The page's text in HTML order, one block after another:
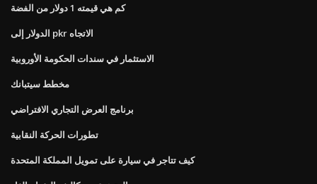
كم هي قيمته 1 دولار من الفضة
الدولار إلى pkr الاتجاه
الاستثمار في سندات الحكومة الأوروبية
مخطط سيتبانك
برنامج العرض التجاري الافتراضي
تطورات الحركة النقابية
كيف تتاجر في سيارة على تمويل المملكة المتحدة